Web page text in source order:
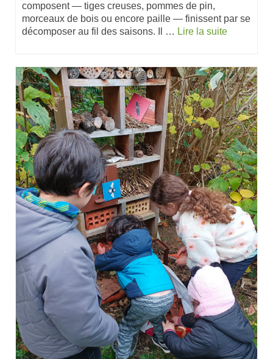
composent — tiges creuses, pommes de pin,
morceaux de bois ou encore paille — finissent par se
décomposer au fil des saisons. Il … Lire la suite